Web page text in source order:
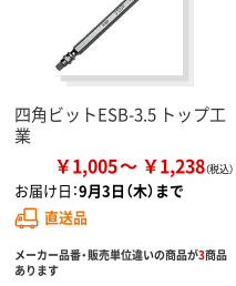
四角ビットESB-3.5 トップ工
業
￥1,005 ￥1,238
お届け日：9月3日（木）まで
直送品
メーカー品番・販売単位違いの商品が3商品
あります